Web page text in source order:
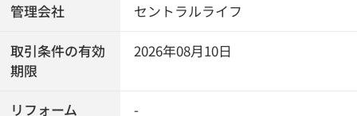
管理会社 セントラルライフ
取引条件の有効
期限
2026年08月10日
リフォーム -